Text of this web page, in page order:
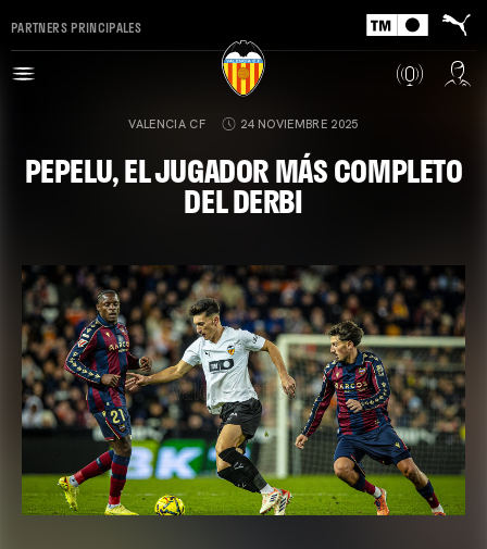
PARTNERS PRINCIPALES
VALENCIA CF 24 NOVIEMBRE 2025
PEPELU, EL JUGADOR MÁS COMPLETO
DEL DERBI